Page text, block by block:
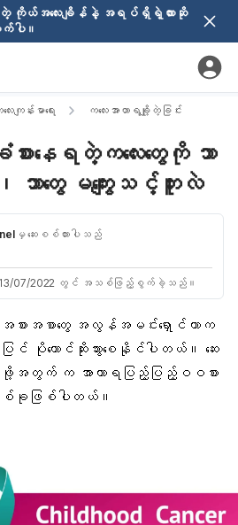
ကိုယ်အလေးချိန်နဲ့ အရပ်ရှိရဲ့လားဆို
ပါ။
ေးကျန်းမာရေး ကလေးအာဟာရချို့တဲ့ခြင်း
ားနေရတဲ့ကလေးတွေကို ဘာ
ဘာတွေ မကျွေးသင့်ဘူးလဲ
မှ ဆေးစစ်ထားပါသည်
13/07/2022 တွင် အသစ်ဖြည့်စွက်ခဲ့သည်။
စားအစာတွေ အလွန်အမင်းရှောင်တာက
ပိုတောင်ဆိုးသွားစေနိုင်ပါတယ်။ ဆေး
အတွက် က အာဟာရပြည့်ပြည့်ဝဝစား
ခုဖြစ်ပါတယ်။